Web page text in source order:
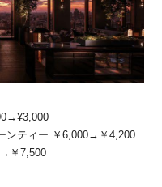
ンティー ￥6,000→￥4,200
￥7,500